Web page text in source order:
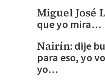
Miguel José
que yo mira…
Nairín: dije
para eso, yo
yo…